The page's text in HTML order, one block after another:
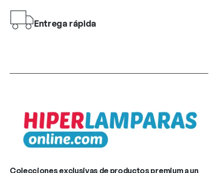
Entrega rápida
Colecciones exclusivas de productos premium a un